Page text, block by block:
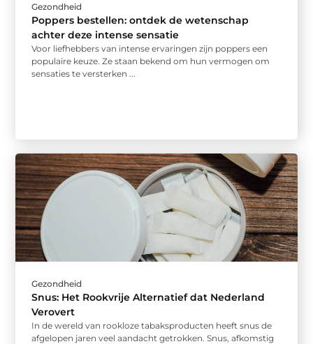
Gezondheid
Poppers bestellen: ontdek de wetenschap
achter deze intense sensatie
Voor liefhebbers van intense ervaringen zijn poppers een
populaire keuze. Ze staan bekend om hun vermogen om
sensaties te versterken ...
Gezondheid
Snus: Het Rookvrije Alternatief dat Nederland
Verovert
In de wereld van rookloze tabaksproducten heeft snus de
afgelopen jaren veel aandacht getrokken. Snus, afkomstig